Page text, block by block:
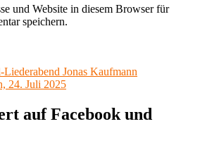
und Website in diesem Browser für
speichern.
Liederabend Jonas Kaufmann
24. Juli 2025
auf Facebook und